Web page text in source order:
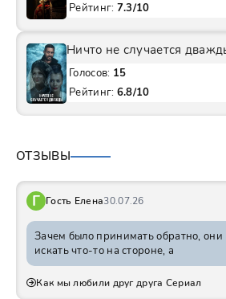
Рейтинг: 7.3/10
Ничто не случается
Голосов: 15
Рейтинг: 6.8/10
ОТЗЫВЫ
Г Гость Елена30.07.26
Зачем было принимать обратно, они
искать что-то на стороне, а
Как мы любили друг друга Сериал